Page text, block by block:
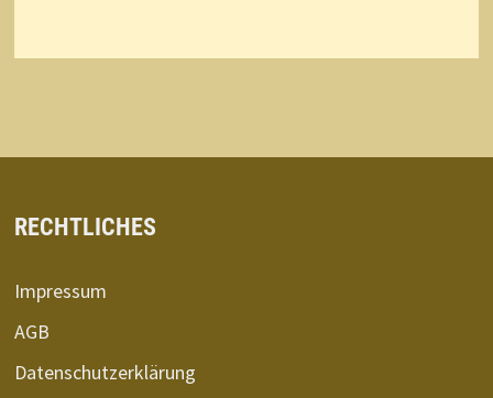
RECHTLICHES
Impressum
AGB
Datenschutzerklärung